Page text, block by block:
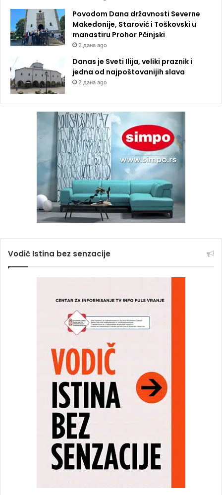
Povodom Dana državnosti Severne
Makedonije, Starović i Toškovski u
manastiru Prohor Pčinjski
2 дана ago
Danas je Sveti Ilija, veliki praznik i
jedna od najpoštovanijih slava
2 дана ago
Vodič Istina bez senzacije